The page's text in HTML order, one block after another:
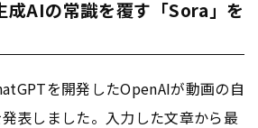
成AIの常識を覆す「Sora」を
を開発したOpenAIが動画の自
表しました。入力した文章から最